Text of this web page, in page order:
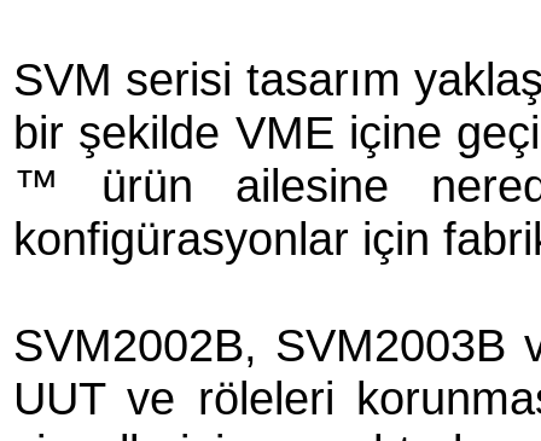
SVM serisi tasarım
bir şekilde VME içine
™ ürün ailesine
konfigürasyonlar için
SVM2002B, SVM2003B
UUT ve röleleri